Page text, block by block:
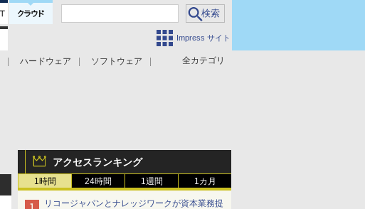
Impress サイト
全カテゴリ
ハードウェア
ソフトウェア
アクセスランキング
1時間 24時間 1週間 1カ月
リコージャパンとナレッジワークが資本業務提